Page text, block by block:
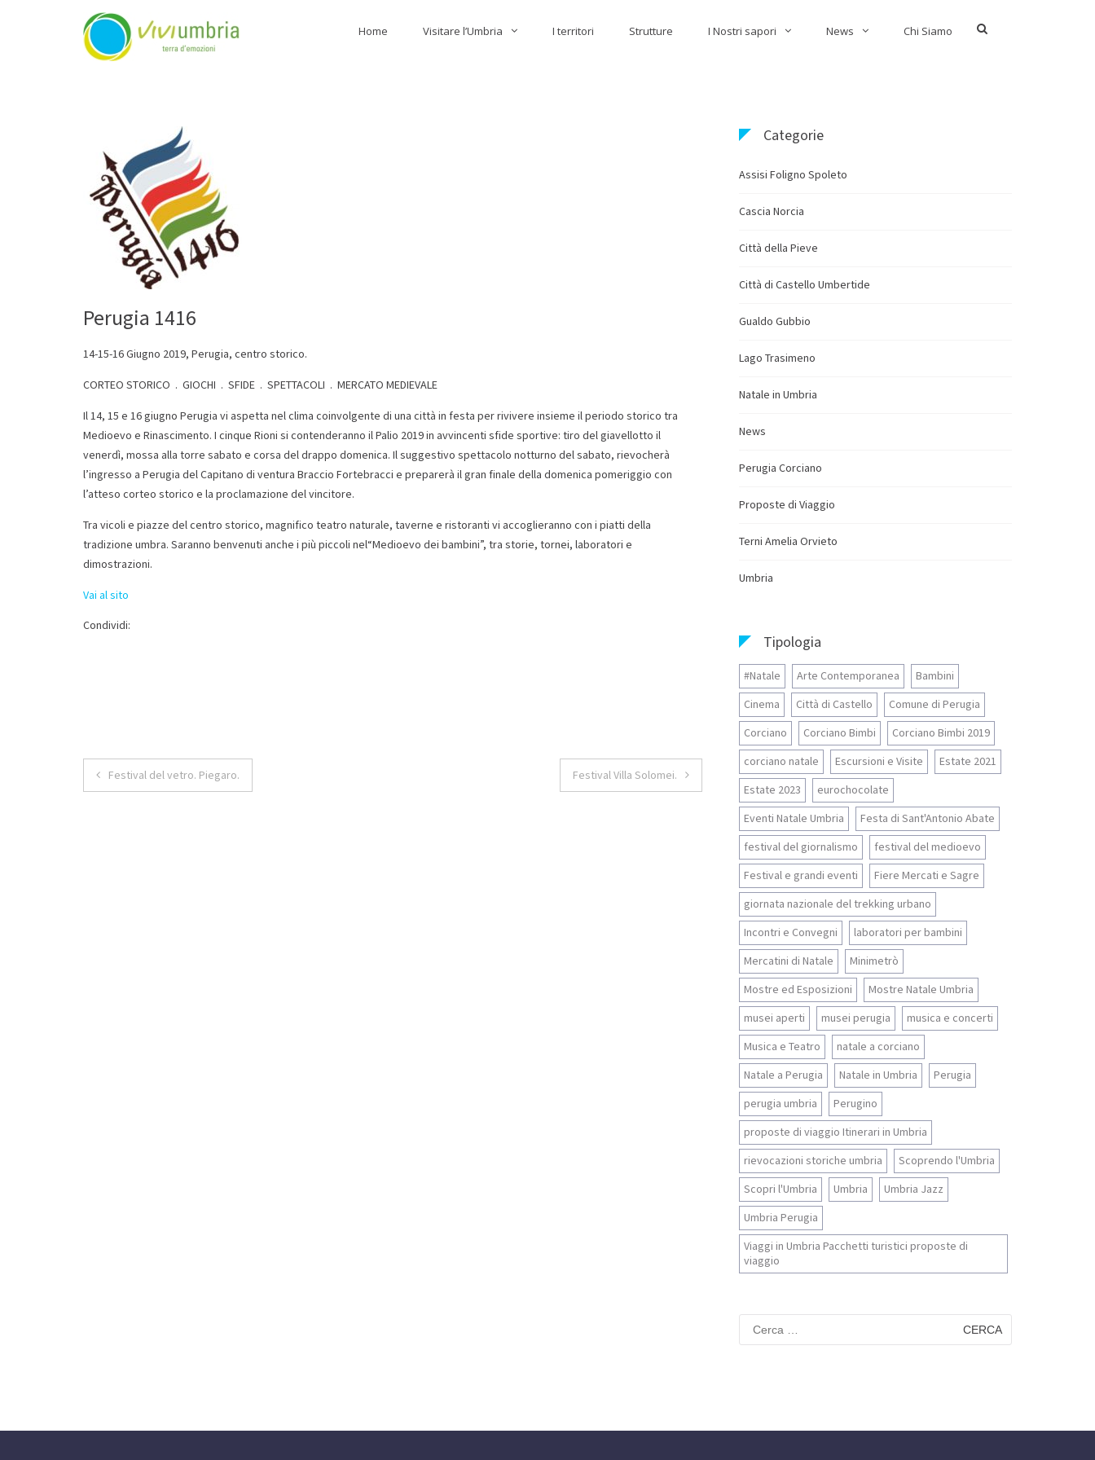
Home Visitare l’Umbria I territori Strutture I Nostri sapori News Chi Siamo
Show
Perugia 1416
14-15-16 Giugno 2019, Perugia, centro storico.
CORTEO STORICO . GIOCHI . SFIDE . SPETTACOLI . MERCATO MEDIEVALE
Il 14, 15 e 16 giugno Perugia vi aspetta nel clima coinvolgente di una città in festa per rivivere insieme il periodo storico tra
Medioevo e Rinascimento. I cinque Rioni si contenderanno il Palio 2019 in avvincenti sfide sportive: tiro del giavellotto il
venerdì, mossa alla torre sabato e corsa del drappo domenica. Il suggestivo spettacolo notturno del sabato, rievocherà
l’ingresso a Perugia del Capitano di ventura Braccio Fortebracci e preparerà il gran finale della domenica pomeriggio con
l’atteso corteo storico e la proclamazione del vincitore.
Tra vicoli e piazze del centro storico, magnifico teatro naturale, taverne e ristoranti vi accoglieranno con i piatti della
tradizione umbra. Saranno benvenuti anche i più piccoli nel“Medioevo dei bambini”, tra storie, tornei, laboratori e
dimostrazioni.
Vai al sito
Condividi:
Navigazione
Festival del vetro. Piegaro. Festival Villa Solomei.
Categorie
Assisi Foligno Spoleto
Cascia Norcia
Città della Pieve
Città di Castello Umbertide
Gualdo Gubbio
Lago Trasimeno
Natale in Umbria
News
Perugia Corciano
Proposte di Viaggio
Terni Amelia Orvieto
Umbria
Tipologia
#Natale Arte Contemporanea
Bambini
Cinema
Città di Castello
Comune di Perugia
Corciano
Corciano Bimbi
Corciano Bimbi 2019
corciano natale
Escursioni e Visite
Estate 2021
Estate 2023
eurochocolate
Eventi Natale Umbria
Festa di Sant'Antonio Abate
festival del giornalismo
festival del medioevo
Festival e grandi eventi
Fiere Mercati e Sagre
giornata nazionale del trekking urbano
Incontri e Convegni
laboratori per bambini
Mercatini di Natale
Minimetrò
Mostre ed Esposizioni
Mostre Natale Umbria
musei aperti
musei perugia
musica e concerti
Musica e Teatro
natale a corciano
Natale a Perugia
Natale in Umbria
Perugia
perugia umbria
Perugino
proposte di viaggio Itinerari in Umbria
rievocazioni storiche umbria
Scoprendo l'Umbria
Scopri l'Umbria
Umbria
Umbria Jazz
Umbria Perugia
Viaggi in Umbria Pacchetti turistici proposte di
viaggio
per: